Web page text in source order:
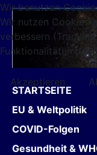
STARTSEITE
EU & Weltpolitik
COVID-Folgen
Gesundheit &
Wir benutzen
Wir nutzen Cookies
verbessern
Funktionalitäten der
Akzeptieren